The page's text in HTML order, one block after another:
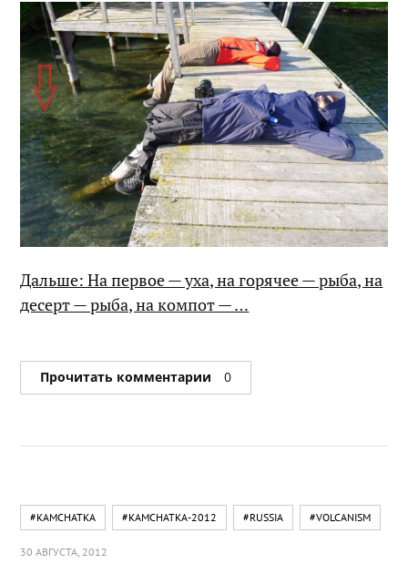
Дальше: На первое — уха, на горячее — рыба, на
десерт — рыба, на компот — …
Прочитать комментарии 0
#KAMCHATKA #KAMCHATKA-2012 #RUSSIA #VOLCANISM
30 АВГУСТА, 2012